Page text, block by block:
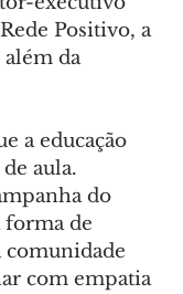
Positivo, a
da
a educação
aula.
do
forma de
comunidade
com empatia